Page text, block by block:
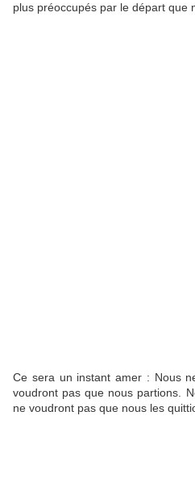
plus préoccupés par le départ que
Ce sera un instant amer : Nous
voudront pas que nous partions.
ne voudront pas que nous les